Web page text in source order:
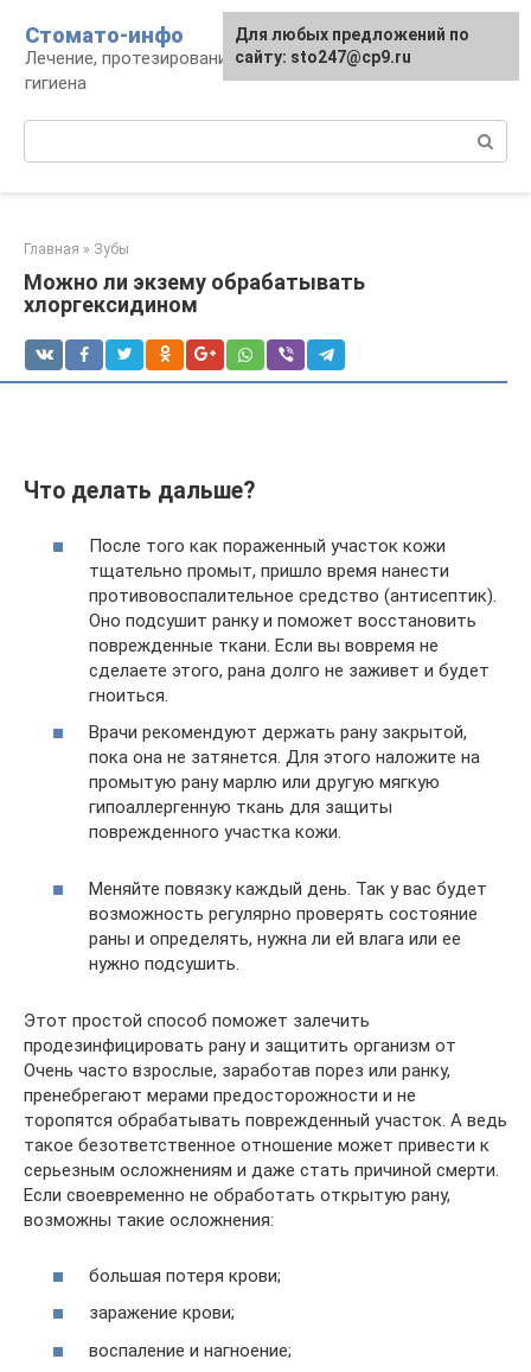
контенту
Стомато-инфо
Лечение, протезирование, ортодонтия,
гигиена
Главная » Зубы
Можно ли экзему обрабатывать
хлоргексидином
Что делать дальше?
После того как пораженный участок кожи
тщательно промыт, пришло время нанести
противовоспалительное средство (антисептик).
Оно подсушит ранку и поможет восстановить
поврежденные ткани. Если вы вовремя не
сделаете этого, рана долго не заживет и будет
гноиться.
Врачи рекомендуют держать рану закрытой,
пока она не затянется. Для этого наложите на
промытую рану марлю или другую мягкую
гипоаллергенную ткань для защиты
поврежденного участка кожи.
Меняйте повязку каждый день. Так у вас будет
возможность регулярно проверять состояние
раны и определять, нужна ли ей влага или ее
нужно подсушить.
Этот простой способ поможет залечить
продезинфицировать рану и защитить организм от
Очень часто взрослые, заработав порез или ранку,
пренебрегают мерами предосторожности и не
торопятся обрабатывать поврежденный участок. А ведь
такое безответственное отношение может привести к
серьезным осложнениям и даже стать причиной смерти.
Если своевременно не обработать открытую рану,
возможны такие осложнения:
большая потеря крови;
заражение крови;
воспаление и нагноение;
Для любых предложений по
сайту: sto247@cp9.ru